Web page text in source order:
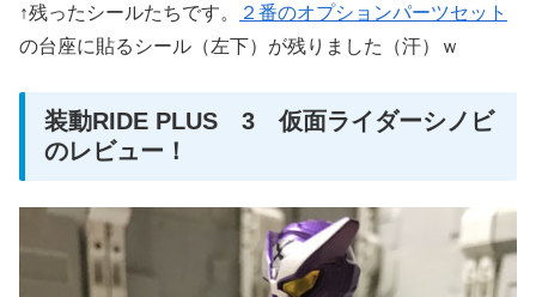
↑残ったシールたちです。
２番のオプションパーツセット
の台座に貼るシール（左下）が残りました（汗）ｗ
装動RIDE PLUS 3 仮面ライダーシノビ
のレビュー！